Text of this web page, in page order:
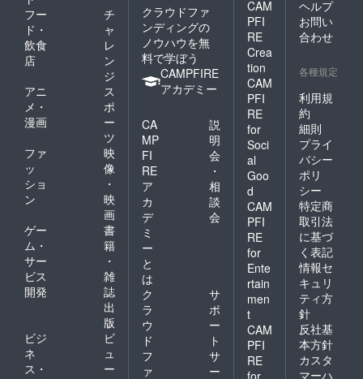
フー
ド・
飲食
店
チ
ャ
レ
ン
ジ
アニ
メ・
漫画
ス
ポ
ー
ツ
ファ
ッ
ショ
ン
映
像
・
映
画
ゲー
ム・
サー
ビス
開発
書
籍
・
雑
誌
出
版
ビジ
ネ
ス・
ビ
ュ
ー
クラウドファ
ンディングの
ノウハウを無
料で学ぼう
CAMPFIRE
アカデミー
CA
MP
FI
RE
ア
カ
デ
ミ
ー
と
は
説
明
会
・
相
談
会
ク
ラ
ウ
ド
フ
ァ
サ
ポ
ー
ト
サ
ー
CAM
PFI
RE
Crea
tion
CAM
PFI
RE
for
Soci
al
Goo
d
CAM
PFI
RE
for
Ente
rtain
men
t
CAM
PFI
RE
ヘルプ
お問い
合わせ
各種規定
利用規
約
細則
プライ
バシー
ポリ
シー
特定商
取引法
に基づ
く表記
情報セ
キュリ
ティ方
針
反社基
本方針
カスタ
マーハ